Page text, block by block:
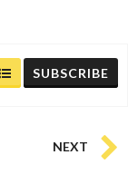
SUBSCRIBE
NEXT